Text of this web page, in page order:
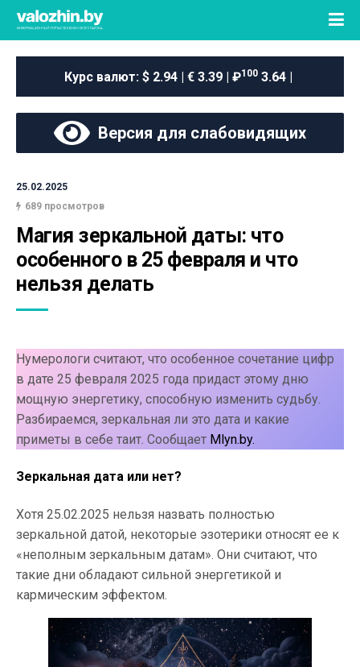
Курс валют: $ 2.94 | € 3.39 | ₽100 3.64 |
Версия для слабовидящих
25.02.2025
689 просмотров
Магия зеркальной даты: что
особенного в 25 февраля и что
нельзя делать
Нумерологи считают, что особенное сочетание цифр
в дате 25 февраля 2025 года придаст этому дню
мощную энергетику, способную изменить судьбу.
Разбираемся, зеркальная ли это дата и какие
приметы в себе таит. Сообщает Mlyn.by.
Зеркальная дата или нет?
Хотя 25.02.2025 нельзя назвать полностью
зеркальной датой, некоторые эзотерики относят ее к
«неполным зеркальным датам». Они считают, что
такие дни обладают сильной энергетикой и
кармическим эффектом.